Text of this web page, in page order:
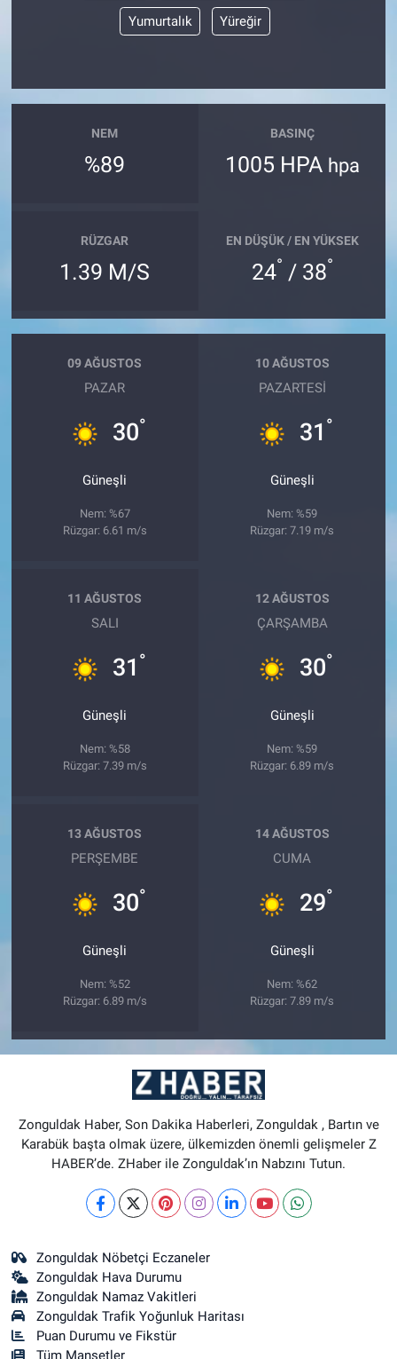
Yumurtalık Yüreğir
NEM
%89
BASINÇ
1005 HPA hpa
RÜZGAR
1.39 M/S
EN DÜŞÜK / EN YÜKSEK
24° / 38°
09 AĞUSTOS
PAZAR
30°
Güneşli
Nem: %67
Rüzgar: 6.61 m/s
10 AĞUSTOS
PAZARTESI
31 °
Güneşli
Nem: %59
Rüzgar: 7.19 m/s
11 AĞUSTOS
SALI
31 °
Güneşli
Nem: %58
Rüzgar: 7.39 m/s
12 AĞUSTOS
ÇARŞAMBA
30°
Güneşli
Nem: %59
Rüzgar: 6.89 m/s
13 AĞUSTOS
PERŞEMBE
30°
Güneşli
Nem: %52
Rüzgar: 6.89 m/s
14 AĞUSTOS
CUMA
29°
Güneşli
Nem: %62
Rüzgar: 7.89 m/s
Zonguldak Haber, Son Dakika Haberleri, Zonguldak , Bartın ve
Karabük başta olmak üzere, ülkemizden önemli gelişmeler Z
HABER’de. ZHaber ile Zonguldak’ın Nabzını Tutun.
Zonguldak Nöbetçi Eczaneler
Zonguldak Hava Durumu
Zonguldak Namaz Vakitleri
Zonguldak Trafik Yoğunluk Haritası
Puan Durumu ve Fikstür
Tüm Manşetler